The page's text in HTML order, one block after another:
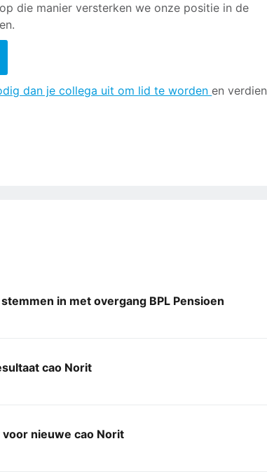
die manier versterken we onze positie in de
dan je collega uit om lid te wordenen
in met overgang BPL Pensioen
cao Norit
nieuwe cao Norit